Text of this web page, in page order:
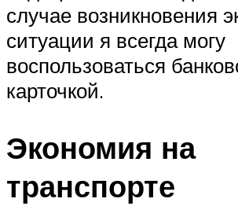
случае возникновения
ситуации я всегда могу
воспользоваться
карточкой.
Экономия на
транспорте